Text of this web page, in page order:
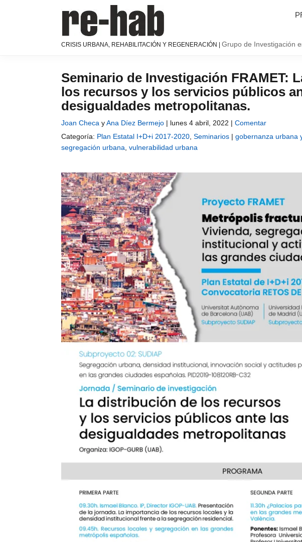
RE-
Crisis
urbana,
rehabilitación
y
regeneración
Página
y
discusión
sobre
la
adaptación
nuestras
ciudades
los
nuevos
retos
urbanos
del Grupo
de
Investigación
en
Arquitectura,
Urbanismo
y
Sostenibilidad
(GIAU+S)
de
la
Universidad
Politécnica
Madrid
CRISIS URBANA, REHABILITACIÓN Y REGENERACIÓN | Grupo de Investigación
Seminario de Investigación FRAMET:
los recursos y los servicios públicos
desigualdades metropolitanas.
Joan Checa y Ana Díez Bermejo lunes 4 abril, 2022 | Comentar
Categoría: Plan Estatal I+D+i 2017-2020, Seminarios gobernanza urbana
segregación urbana, vulnerabilidad urbana